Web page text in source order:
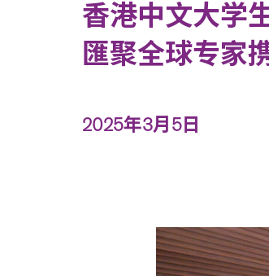
香港中文大学
匯聚全球专家
2025年3月5日